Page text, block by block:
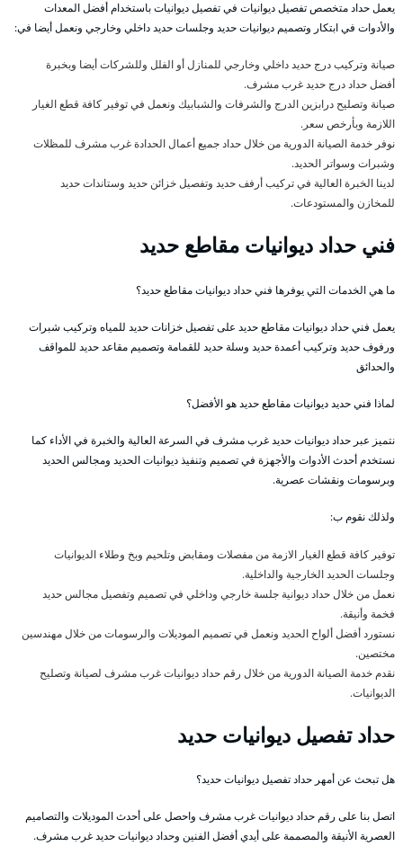
يعمل حداد متخصص تفصيل ديوانيات في تفصيل ديوانيات باستخدام أفضل المعدات
والأدوات في ابتكار وتصميم ديوانيات حديد وجلسات حديد داخلي وخارجي ونعمل أيضا في:
صيانة وتركيب درج حديد داخلي وخارجي للمنازل أو الفلل وللشركات أيضا وبخبرة
أفضل حداد درج حديد غرب مشرف.
صيانة وتصليح درابزين الدرج والشرفات والشبابيك ونعمل في توفير كافة قطع الغيار
اللازمة وبأرخص سعر.
نوفر خدمة الصيانة الدورية من خلال حداد جميع أعمال الحدادة غرب مشرف للمظلات
وشبرات وسواتر الحديد.
لدينا الخبرة العالية في تركيب أرفف حديد وتفصيل خزائن حديد وستاندات حديد
للمخازن والمستودعات.
فني حداد ديوانيات مقاطع حديد
ما هي الخدمات التي يوفرها فني حداد ديوانيات مقاطع حديد؟
يعمل فني حداد ديوانيات مقاطع حديد على تفصيل خزانات حديد للمياه وتركيب شبرات
ورفوف حديد وتركيب أعمدة حديد وسلة حديد للقمامة وتصميم مقاعد حديد للمواقف
والحدائق
لماذا فني حديد ديوانيات مقاطع حديد هو الأفضل؟
نتميز عبر حداد ديوانيات حديد غرب مشرف في السرعة العالية والخبرة في الأداء كما
نستخدم أحدث الأدوات والأجهزة في تصميم وتنفيذ ديوانيات الحديد ومجالس الحديد
وبرسومات ونقشات عصرية.
ولذلك نقوم ب:
توفير كافة قطع الغيار الازمة من مفصلات ومقابض وتلحيم وبخ وطلاء الديوانيات
وجلسات الحديد الخارجية والداخلية.
نعمل من خلال حداد ديوانية جلسة خارجي وداخلي في تصميم وتفصيل مجالس حديد
فخمة وأنيقة.
نستورد أفضل ألواح الحديد ونعمل في تصميم الموديلات والرسومات من خلال مهندسين
مختصين.
نقدم خدمة الصيانة الدورية من خلال رقم حداد ديوانيات غرب مشرف لصيانة وتصليح
الديوانيات.
حداد تفصيل ديوانيات حديد
هل تبحث عن أمهر حداد تفصيل ديوانيات حديد؟
اتصل بنا على رقم حداد ديوانيات غرب مشرف واحصل على أحدث الموديلات والتصاميم
العصرية الأنيقة والمصممة على أيدي أفضل الفنين وحداد ديوانيات حديد غرب مشرف.